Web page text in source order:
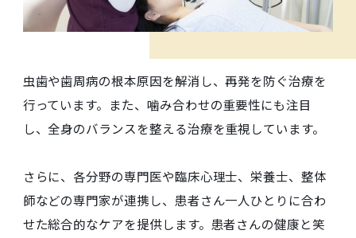
虫歯や歯周病の根本原因を解消し、再発を防ぐ治療を
行っています。また、噛み合わせの重要性にも注目
し、全身のバランスを整える治療を重視しています。
さらに、各分野の専門医や臨床心理士、栄養士、整体
師などの専門家が連携し、患者さん一人ひとりに合わ
せた総合的なケアを提供します。患者さんの健康と笑